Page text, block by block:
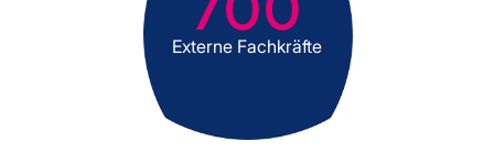
Externe Fachkräfte